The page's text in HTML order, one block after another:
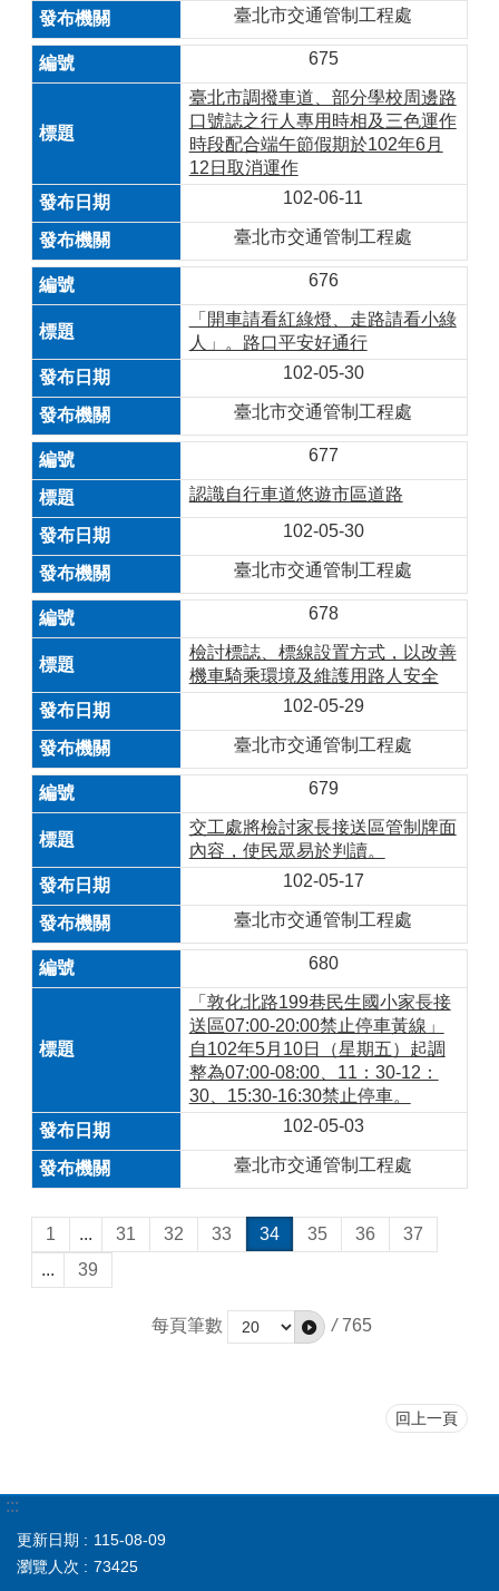
臺北市交通管制工程處
675
臺北市調撥車道、部分學校周邊路
口號誌之行人專用時相及三色運作
時段配合端午節假期於102年6月
12日取消運作
102-06-11
臺北市交通管制工程處
676
「開車請看紅綠燈、走路請看小綠
人」。路口平安好通行
102-05-30
臺北市交通管制工程處
677
認識自行車道悠遊市區道路
102-05-30
臺北市交通管制工程處
678
檢討標誌、標線設置方式，以改善
機車騎乘環境及維護用路人安全
102-05-29
臺北市交通管制工程處
679
交工處將檢討家長接送區管制牌面
內容，使民眾易於判讀。
102-05-17
臺北市交通管制工程處
680
「敦化北路199巷民生國小家長接
送區07:00-20:00禁止停車黃線」
自102年5月10日（星期五）起調
整為07:00-08:00、11：30-12：
30、15:30-16:30禁止停車。
102-05-03
臺北市交通管制工程處
1 ... 31 32 33 34 35 36
37
...
39
每頁筆數 / 765
回上一頁
:::
更新日期
115-08-09
瀏覽人次
73425